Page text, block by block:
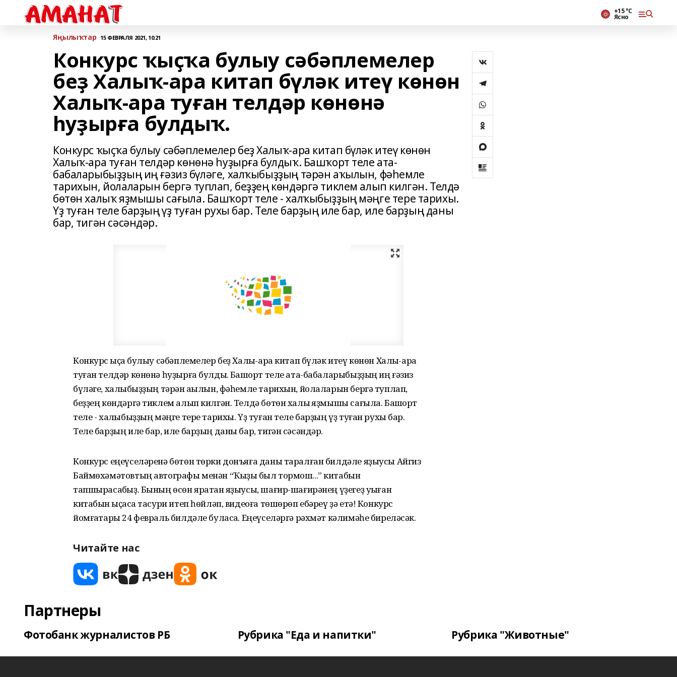
+15 °С
Ясно
Яңылыҡтар 15 ФЕВРАЛЯ 2021, 10:21
Конкурс ҡыҫҡа булыу сәбәплемелер
беҙ Халыҡ-ара китап бүләк итеү көнөн
Халыҡ-ара туған телдәр көнөнә
һуҙырға булдыҡ.
Конкурс ҡыҫҡа булыу сәбәплемелер беҙ Халыҡ-ара китап бүләк итеү көнөн
Халыҡ-ара туған телдәр көнөнә һуҙырға булдыҡ. Башҡорт теле ата-
бабаларыбыҙҙың иң ғәзиз бүләге, халҡыбыҙҙың тәрән аҡылын, фәһемле
тарихын, йолаларын бергә туплап, беҙҙең көндәргә тиклем алып килгән. Телдә
бөтөн халыҡ яҙмышы сағыла. Башҡорт теле - халҡыбыҙҙың мәңге тере тарихы.
Үҙ туған теле барҙың үҙ туған рухы бар. Теле барҙың иле бар, иле барҙың даны
бар, тигән сәсәндәр.
Конкурс ҡыҫҡа булыу сәбәплемелер беҙ Халыҡ-ара китап бүләк итеү көнөн Халыҡ-ара
туған телдәр көнөнә һуҙырға булдыҡ. Башҡорт теле ата-бабаларыбыҙҙың иң ғәзиз
бүләге, халҡыбыҙҙың тәрән аҡылын, фәһемле тарихын, йолаларын бергә туплап,
беҙҙең көндәргә тиклем алып килгән. Телдә бөтөн халыҡ яҙмышы сағыла. Башҡорт
теле - халҡыбыҙҙың мәңге тере тарихы. Үҙ туған теле барҙың үҙ туған рухы бар.
Теле барҙың иле бар, иле барҙың даны бар, тигән сәсәндәр.
Конкурс еңеүселәренә бөтөн төрки донъяға даны таралған билдәле яҙыусы Айгиз
Баймөхәмәтовтың автографы менән “Ҡыҙыҡ был тормош...” китабын
тапшырасаҡбыҙ. Бының өсөн яратҡан яҙыусы, шағир-шағирәнең үҙегеҙ уҡыған
китабын ҡыҫҡаса тасури итеп һөйләп, видеоға төшөрөп ебәреү ҙә етә! Конкурс
йомғаҡтары 24 февраль билдәле буласаҡ. Еңеүселәргә рәхмәт кәлимәһе биреләсәк.
Читайте нас
Партнеры
Фотобанк журналистов РБ Рубрика "Еда и напитки" Рубрика "Животные"